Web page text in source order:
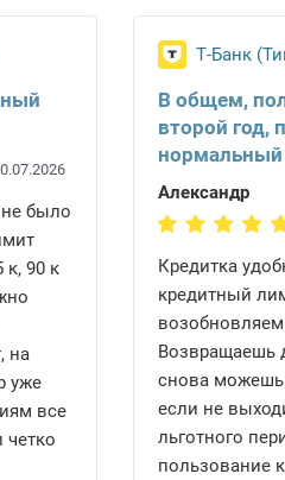
было
90 к
на
уже
все
Т-Банк
В общем,
второй год,
нормальный
Александр
Кредитка
кредитный
Возвращаешь
снова можешь
если не
льготного
пользование